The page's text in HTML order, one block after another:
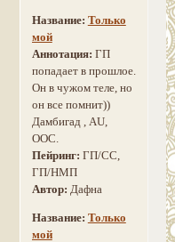
Название: Только
мой
Аннотация: ГП
попадает в прошлое.
Он в чужом теле, но
он все помнит))
Дамбигад , AU,
OOC.
Пейринг: ГП/СС,
ГП/НМП
Автор: Дафна
Название: Только
мой